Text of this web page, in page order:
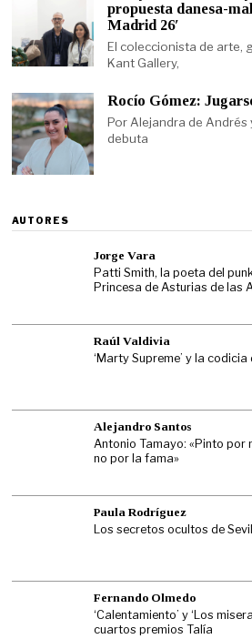
propuesta danesa-
Madrid 26′
El coleccionista de arte,
Kant Gallery,
Rocío Gómez:
Por Alejandra de Andrés
debuta
AUTORES
Jorge Vara
Patti Smith, la poeta del
Princesa de Asturias de las
Raúl Valdivia
‘Marty Supreme’ y la
Alejandro Santos
Antonio Tamayo: «Pinto por
no por la fama»
Paula Rodríguez
Los secretos ocultos de
Fernando Olmedo
‘Calentamiento’ y ‘Los
cuartos premios Talía